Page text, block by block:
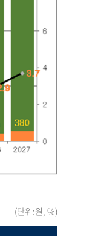
(단위:원, %)